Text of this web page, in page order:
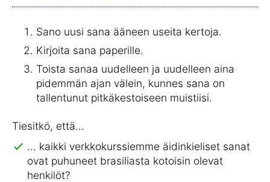
Sano uusi sana ääneen useita kertoja.
Kirjoita sana paperille.
Toista sanaa uudelleen ja uudelleen aina
pidemmän ajan välein, kunnes sana on
tallentunut pitkäkestoiseen muistiisi.
Tiesitkö, että...
... kaikki verkkokurssiemme äidinkieliset sanat
ovat puhuneet brasiliasta kotoisin olevat
henkilöt?